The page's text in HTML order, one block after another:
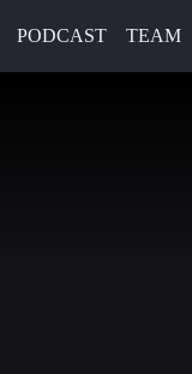
PODCAST TEAM